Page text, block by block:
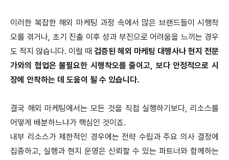
이러한 복잡한 해외 마케팅 과정 속에서 많은 브랜드들이 시행착
오를 겪거나, 초기 진출 이후 성과 부진으로 어려움을 느끼는 경우
도 적지 않습니다. 이럴 때 검증된 해외 마케팅 대행사나 현지 전문
가와의 협업은 불필요한 시행착오를 줄이고, 보다 안정적으로 시
장에 안착하는 데 도움이 될 수 있습니다.
결국 해외 마케팅에서는 모든 것을 직접 실행하기보다, 리소스를
어떻게 배분하느냐가 핵심인 것이죠.
내부 리소스가 제한적인 경우에는 전략 수립과 주요 의사 결정에
집중하고, 실행과 현지 운영은 신뢰할 수 있는 파트너와 함께하는